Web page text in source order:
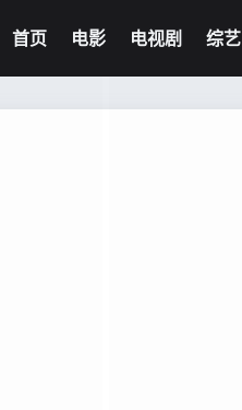
首页 电影 电视剧 综艺